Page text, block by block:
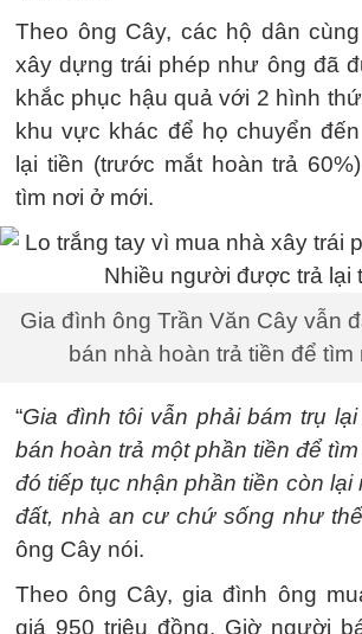
Theo ông Cây, các hộ dân
xây dựng trái phép như ông đã
khắc phục hậu quả với 2 hình
khu vực khác để họ chuyển
lại tiền (trước mắt hoàn trả
tìm nơi ở mới.
Gia đình ông Trần Văn Cây vẫn
bán nhà hoàn trả tiền để tìm
“Gia đình tôi vẫn phải bám trụ
bán hoàn trả một phần tiền để
đó tiếp tục nhận phần tiền còn lại
đất, nhà an cư chứ sống như
ông Cây nói.
Theo ông Cây, gia đình ông
giá 950 triệu đồng. Giờ người